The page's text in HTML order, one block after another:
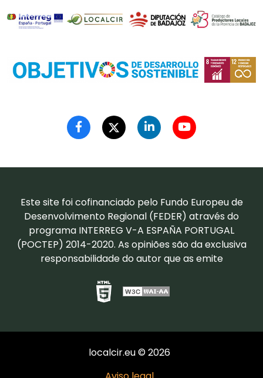
Este site foi cofinanciado pelo Fundo Europeu de
Desenvolvimento Regional (FEDER) através do
programa INTERREG V-A ESPAÑA PORTUGAL
(POCTEP) 2014-2020. As opiniões são da exclusiva
responsabilidade do autor que as emite
localcir.eu © 2026